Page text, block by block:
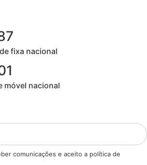
fixa nacional​
móvel nacional
comunicações e aceito a política de